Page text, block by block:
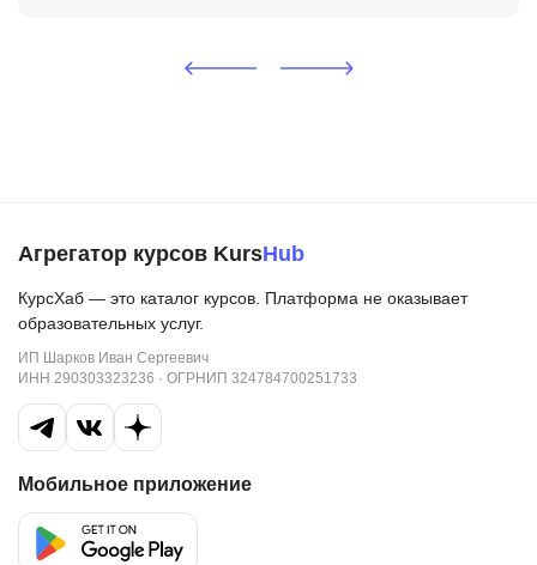
Агрегатор курсов KursHub
КурсХаб — это каталог курсов. Платформа не оказывает
образовательных услуг.
ИП Шарков Иван Сергеевич
ИНН 290303323236 · ОГРНИП 324784700251733
Мобильное приложение